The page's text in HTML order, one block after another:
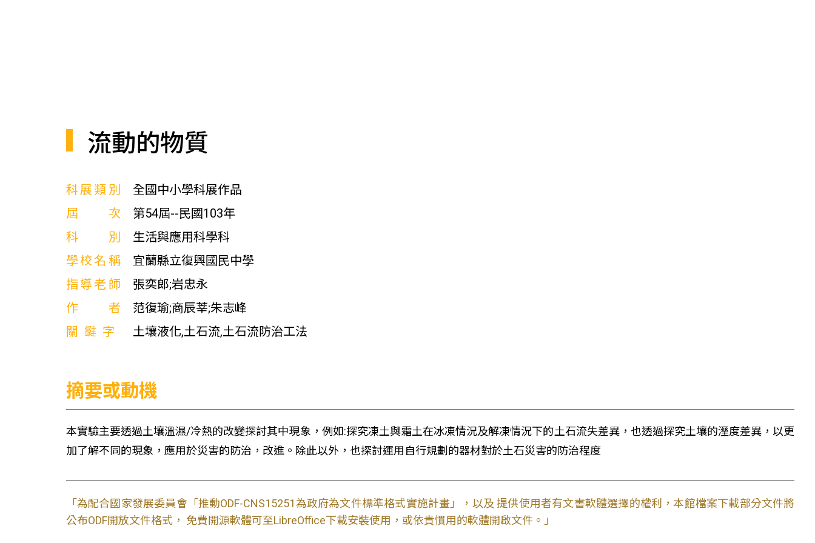
流動的物質
科展類別
全國中小學科展作品
屆次
第54屆--民國103年
科別
生活與應用科學科
學校名稱
宜蘭縣立復興國民中學
指導老師
張奕郎;岩忠永
作者
范復瑜;商辰莘;朱志峰
關鍵字
土壤液化,土石流,土石流防治工法
摘要或動機
本實驗主要透過土壤溫濕/冷熱的改變探討其中現象，例如:探究凍土與霜土在冰凍情況及解凍情況下的土石流失差異，也透過探究土壤的溼度差異，以更
加了解不同的現象，應用於災害的防治，改進。除此以外，也探討運用自行規劃的器材對於土石災害的防治程度
「為配合國家發展委員會「推動ODF-CNS15251為政府為文件標準格式實施計畫」，以及 提供使用者有文書軟體選擇的權利，本館檔案下載部分文件將
公布ODF開放文件格式， 免費開源軟體可至LibreOffice下載安裝使用，或依貴慣用的軟體開啟文件。」